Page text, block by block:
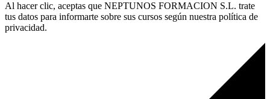
Al hacer clic, aceptas que NEPTUNOS FORMACION S.L. trate
tus datos para informarte sobre sus cursos según nuestra política de
privacidad.